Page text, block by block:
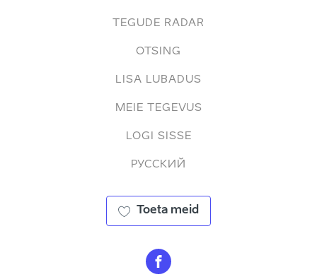
TEGUDE RADAR
OTSING
LISA LUBADUS
MEIE TEGEVUS
LOGI SISSE
РУССКИЙ
Toeta meid